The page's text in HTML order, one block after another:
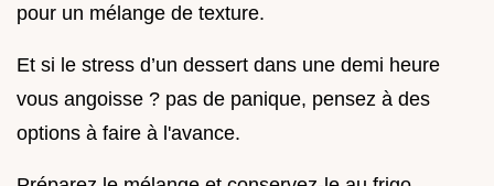
pour un mélange de texture.
Et si le stress d’un dessert dans une demi heure
vous angoisse ? pas de panique, pensez à des
options à faire à l'avance.